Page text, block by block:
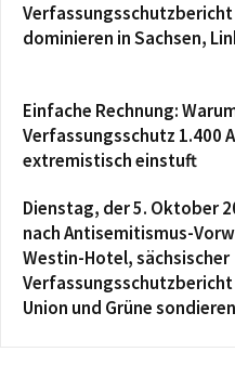
Verfassungsschutzbericht
dominieren in Sachsen,
Einfache Rechnung:
Verfassungsschutz 1.400
extremistisch einstuft
Dienstag, der 5. Oktober
nach Antisemitismus-
Westin-Hotel, sächsischer
Union und Grüne